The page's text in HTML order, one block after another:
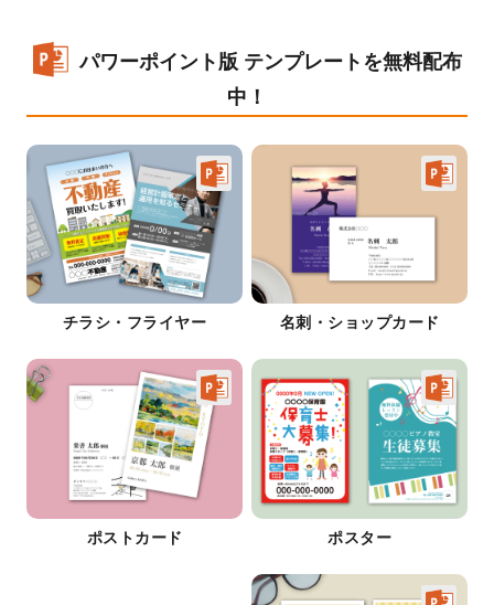
パワーポイント版 テンプレートを無料配布
中！
チラシ・フライヤー 名刺・ショップカード
ポストカード ポスター